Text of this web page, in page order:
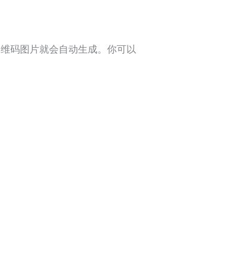
码图片就会自动生成。你可以